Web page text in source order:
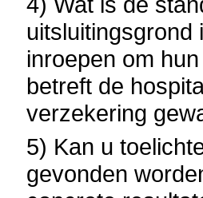
uitsluitingsgrond
inroepen om
betreft de
verzekering
5) Kan u
gevonden